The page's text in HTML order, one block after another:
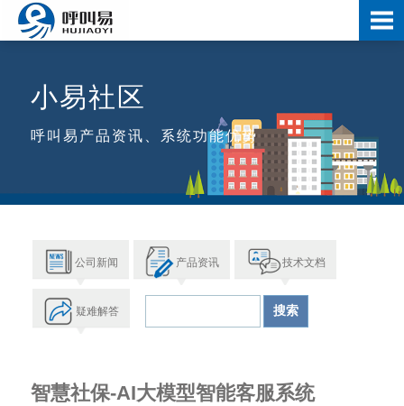
小易社区
呼叫易产品资讯、系统功能优势
公司新闻 产品资讯 技术文档
疑难解答
智慧社保-AI大模型智能客服系统